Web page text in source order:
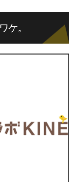
ケ。